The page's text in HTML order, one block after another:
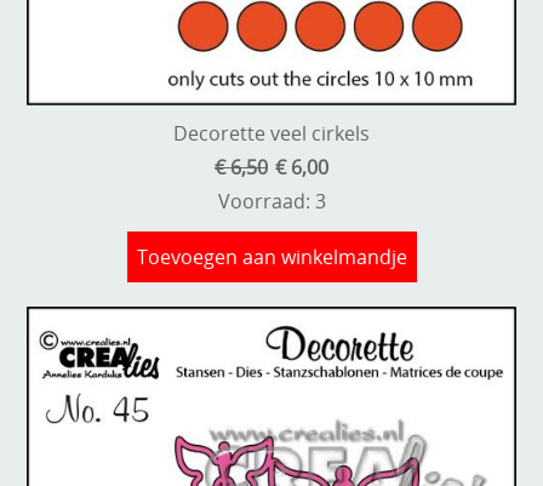
Kleurmateriaal-tekenmateriaal
Kneedmateriaal
Netjes opbergen
Papier en karton
Ponsen
Ribbelaar
Decorette veel cirkels
€ 6,50 € 6,00
Voorraad: 3
Toevoegen aan winkelmandje